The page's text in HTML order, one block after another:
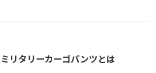
ミリタリーカーゴパンツとは